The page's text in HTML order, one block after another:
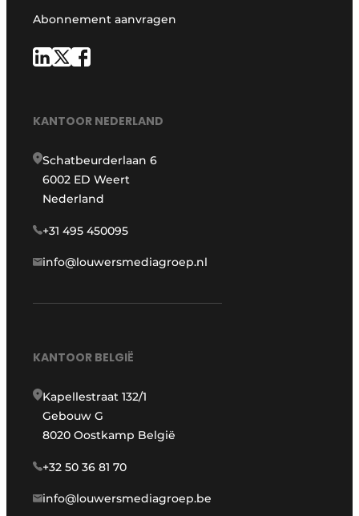
Abonnement aanvragen
KANTOOR NEDERLAND
Schatbeurderlaan 6
6002 ED Weert
Nederland
+31 495 450095
info@louwersmediagroep.nl
KANTOOR BELGIË
Kapellestraat 132/1
Gebouw G
8020 Oostkamp België
+32 50 36 81 70
info@louwersmediagroep.be